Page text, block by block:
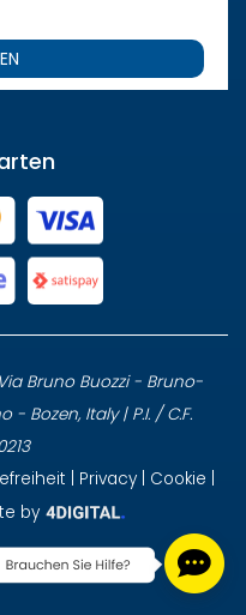
Bruno Buozzi - Bruno-
- Bozen, Italy | P.I. / C.F.
Privacy Cookie
by